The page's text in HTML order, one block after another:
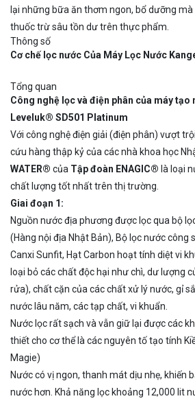
lại những bữa ăn thơm ngon, bổ dưỡng
thuốc trừ sâu tồn dư trên thực phẩm.
Thông số
Cơ chế lọc nước Của Máy Lọc Nước
Tổng quan
Công nghệ lọc và điện phân của máy tạo
Leveluk® SD501 Platinum
Với công nghệ điện giải (điện phân) vượt
cứu hàng thập kỷ của các nhà khoa học
WATER® của Tập đoàn ENAGIC® là loại
chất lượng tốt nhất trên thị trường.
Giai đoạn 1:
Nguồn nước địa phương được lọc qua bộ
(Hàng nội địa Nhật Bản), Bộ lọc nước công
Canxi Sunfit, Hạt Carbon hoạt tính diệt vi
loại bỏ các chất độc hại như chì, dư lượng
rửa), chất cặn của các chất xử lý nước, gỉ
nước lâu năm, các tạp chất, vi khuẩn.
Nước lọc rất sạch và vẫn giữ lại được các
thiết cho cơ thể là các nguyên tố tạo tính
Magie)
Nước có vị ngon, thanh mát dịu nhẹ, khiến
nước hơn. Khả năng lọc khoảng 12,000 lit